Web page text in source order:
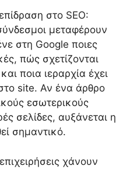
στο SEO:
μεταφέρουν
στη Google ποιες
πώς σχετίζονται
ποια ιεραρχία έχει
site. Αν ένα άρθρο
εσωτερικούς
σελίδες, αυξάνεται η
σημαντικό.
χάνουν